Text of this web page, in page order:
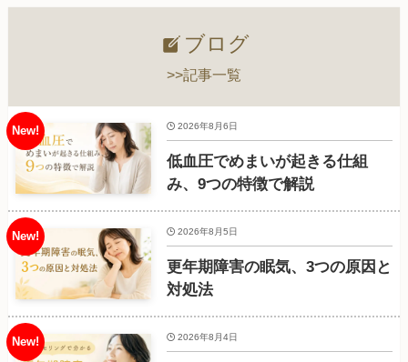
ブログ
>>記事一覧
低血圧でめまいが起きる仕組
み、9つの特徴で解説
2026年8月6日
更年期障害の眠気、3つの原因と
対処法
2026年8月5日
2026年8月4日